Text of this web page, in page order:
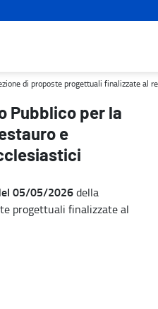
finalizzate al restauro e
di proposte progettuali finalizzate al
Pubblico per la
e
05/05/2026della
progettuali finalizzate al